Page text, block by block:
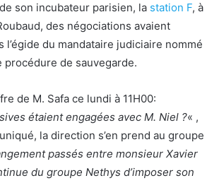
son incubateur parisien, la station F, à
des négociations avaient
du mandataire judiciaire nommé
procédure de sauvegarde.
de M. Safa ce lundi à 11H00:
étaient engagées avec M. Niel ?« ,
la direction s’en prend au groupe
passés entre monsieur Xavier
du groupe Nethys d’imposer son